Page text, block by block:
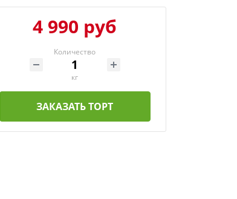
4 990 руб
Количество
кг
ЗАКАЗАТЬ ТОРТ